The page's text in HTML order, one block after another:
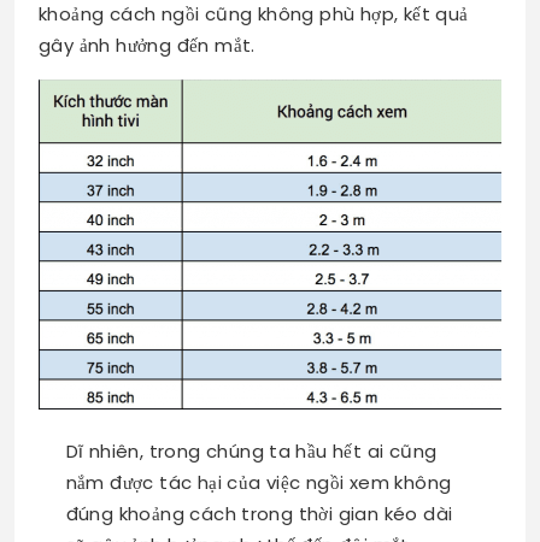
khoảng cách ngồi cũng không phù hợp, kết quả
gây ảnh hưởng đến mắt.
Dĩ nhiên, trong chúng ta hầu hết ai cũng
nắm được tác hại của việc ngồi xem không
đúng khoảng cách trong thời gian kéo dài